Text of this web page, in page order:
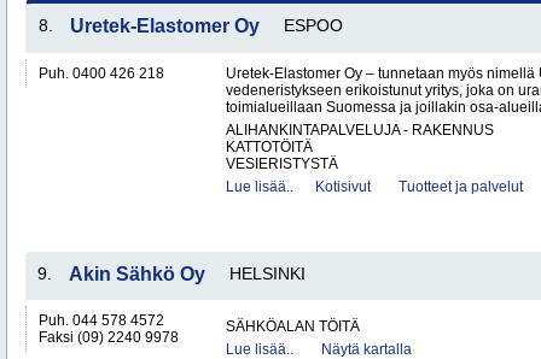
8. Uretek-Elastomer Oy ESPOO
Puh. 0400 426 218
Uretek-Elastomer Oy – tunnetaan myös
vedeneristykseen erikoistunut yritys, joka on
toimialueillaan Suomessa ja joillakin osa-
ALIHANKINTAPALVELUJA - RAKENNUS
KATTOTÖITÄ
VESIERISTYSTÄ
Lue lisää..
Kotisivut Tuotteet ja palvelut
9. Akin Sähkö Oy HELSINKI
Puh. 044 578 4572
Faksi (09) 2240 9978
SÄHKÖALAN TÖITÄ
Lue lisää..
Näytä kartalla